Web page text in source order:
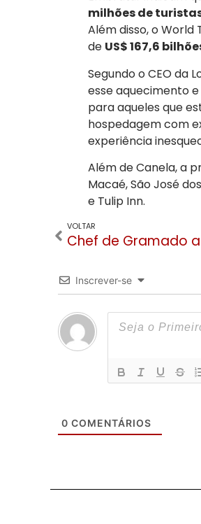
milhões de
Além disso, o
de US$ 167,6
Segundo o CEO da
esse aquecimento
para aqueles que
hospedagem com
experiência
Além de Canela, a
Macaé, São José
e Tulip Inn.
VOLTAR
Inscrever-se
0 COMENTÁRIOS